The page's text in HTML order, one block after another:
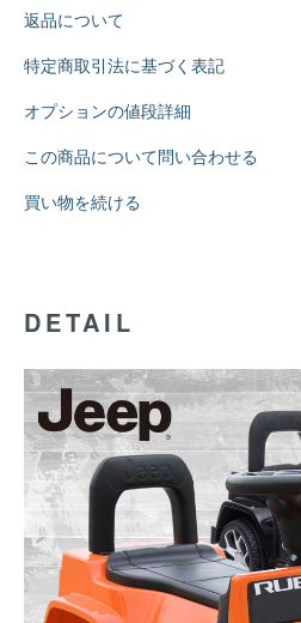
返品について
特定商取引法に基づく表記
オプションの値段詳細
この商品について問い合わせる
買い物を続ける
DETAIL